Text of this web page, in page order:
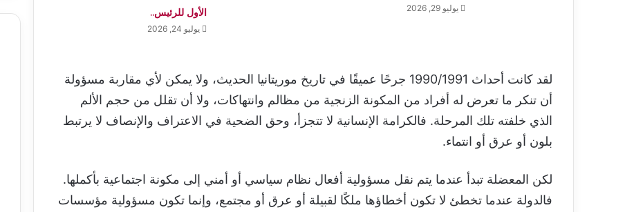
يوليو 29, 2026
الأول للرئيس..
يوليو 24, 2026
لقد كانت أحداث 1990/1991 جرحًا عميقًا في تاريخ موريتانيا الحديث، ولا يمكن لأي مقاربة مسؤولة
أن تنكر ما تعرض له أفراد من المكونة الزنجية من مظالم وانتهاكات، ولا أن تقلل من حجم الألم
الذي خلفته تلك المرحلة. فالكرامة الإنسانية لا تتجزأ، وحق الضحية في الاعتراف والإنصاف لا يرتبط
بلون أو عرق أو انتماء.
لكن المعضلة تبدأ عندما يتم نقل مسؤولية أفعال نظام سياسي أو أمني إلى مكونة اجتماعية بأكملها.
فالدولة عندما تخطئ لا تكون أخطاؤها ملكًا لقبيلة أو عرق أو مجتمع، وإنما تكون مسؤولية مؤسسات